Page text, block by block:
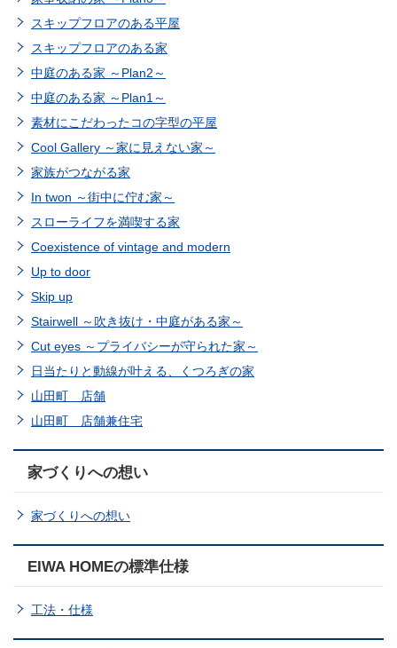
スキップフロアのある平屋
スキップフロアのある家
中庭のある家 ～Plan2～
中庭のある家 ～Plan1～
素材にこだわったコの字型の平屋
Cool Gallery ～家に見えない家～
家族がつながる家
In twon ～街中に佇む家～
スローライフを満喫する家
Coexistence of vintage and modern
Up to door
Skip up
Stairwell ～吹き抜け・中庭がある家～
Cut eyes ～プライバシーが守られた家～
日当たりと動線が叶える、くつろぎの家
山田町 店舗
山田町 店舗兼住宅
家づくりへの想い
家づくりへの想い
EIWA HOMEの標準仕様
工法・仕様